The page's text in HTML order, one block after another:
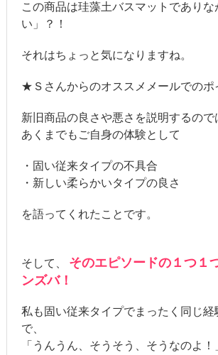
この商品は珪藻土バスマットであり
い」？！
それはちょっと気になりますね。
★Ｓさんからのオススメメールでのポ
新旧商品の良さや悪さを説明するので
あくまでもご自身の体験として
・固い従来タイプの不具合
・新しい柔らかいタイプの良さ
を語ってくれたことです。
そして、
そのエピソードの１つ１
ンズバ！
私も固い従来タイプでまったく同じ
で、
「うんうん、そうそう、そうなのよ！